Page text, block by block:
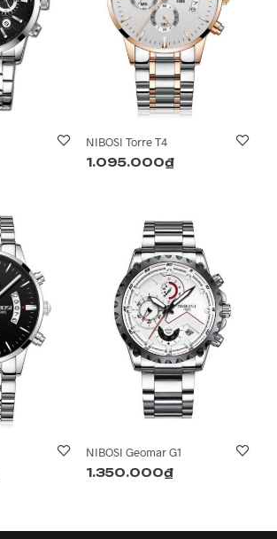
NIBOSI Torre T4
1.095.000₫
NIBOSI Geomar G1
1.350.000₫